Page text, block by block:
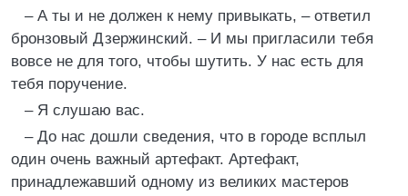
– А ты и не должен к нему привыкать, – ответил
бронзовый Дзержинский. – И мы пригласили тебя
вовсе не для того, чтобы шутить. У нас есть для
тебя поручение.
– Я слушаю вас.
– До нас дошли сведения, что в городе всплыл
один очень важный артефакт. Артефакт,
принадлежавший одному из великих мастеров